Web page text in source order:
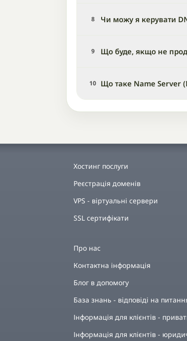
8 Чи можу я керувати
9 Що буде, якщо не
10 Що таке Name Server
Хостинг послуги
Реєстрація доменів
VPS - віртуальні сервери
SSL сертифікати
Про нас
Контактна інформація
Блог в допомогу
База знань - відповіді на
Інформація для клієнтів -
Інформація для клієнтів -